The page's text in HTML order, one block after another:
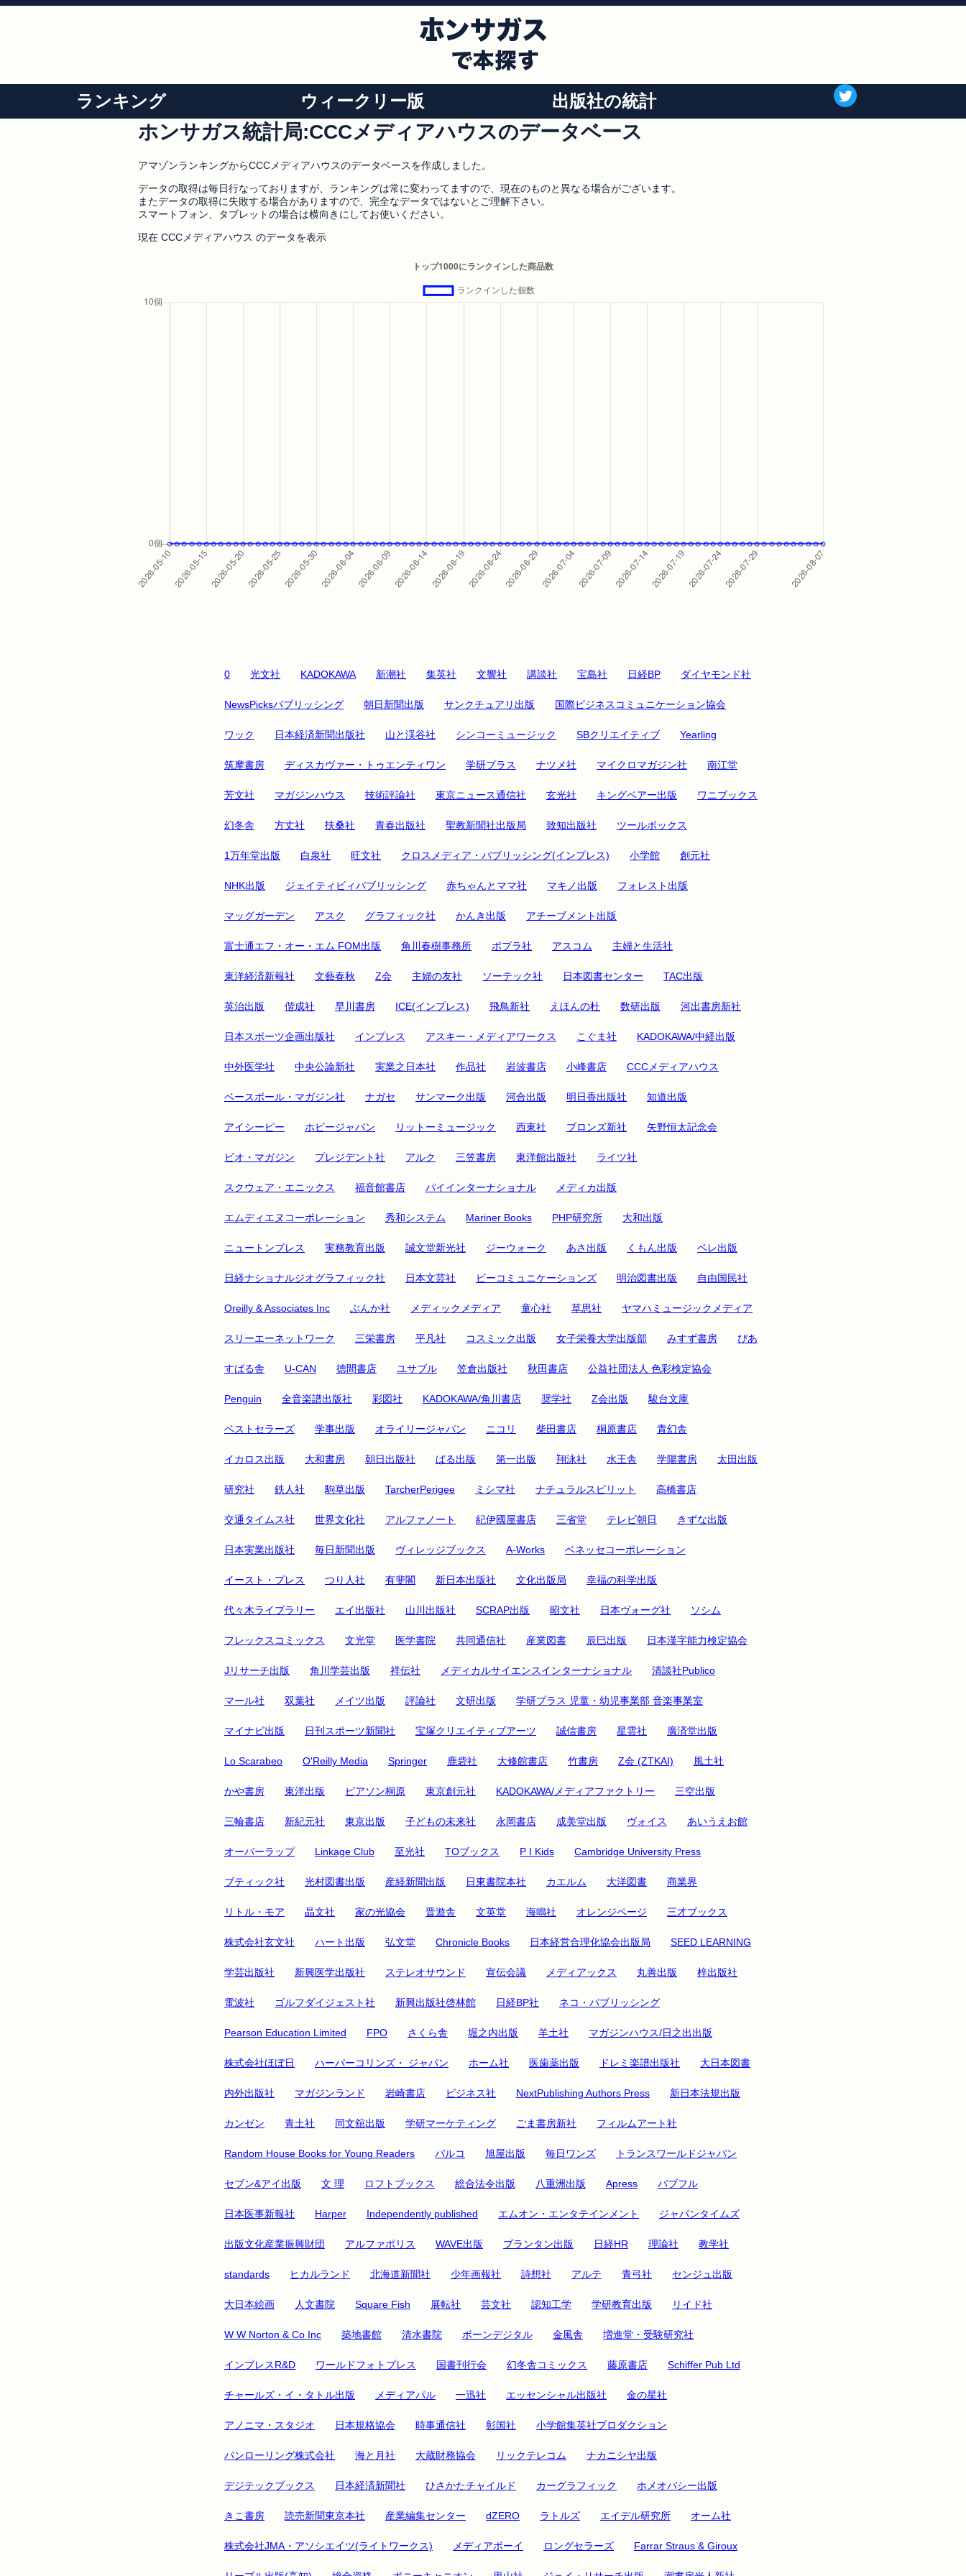
ランキング ウィークリー版 出版社の統計
ホンサガス統計局:CCCメディアハウスのデータベース
アマゾンランキングからCCCメディアハウスのデータベースを作成しました。
データの取得は毎日行なっておりますが、ランキングは常に変わってますので、現在のものと異なる場合がございます。
またデータの取得に失敗する場合がありますので、完全なデータではないとご理解下さい。
スマートフォン、タブレットの場合は横向きにしてお使いください。
現在 CCCメディアハウス のデータを表示
0 光文社 KADOKAWA 新潮社 集英社 文響社 講談社 宝島社 日経BP ダイヤモンド社
NewsPicksパブリッシング 朝日新聞出版 サンクチュアリ出版 国際ビジネスコミュニケーション協会
ワック 日本経済新聞出版社 山と渓谷社 シンコーミュージック SBクリエイティブ Yearling
筑摩書房 ディスカヴァー・トゥエンティワン 学研プラス ナツメ社 マイクロマガジン社 南江堂
芳文社 マガジンハウス 技術評論社 東京ニュース通信社 玄光社 キングベアー出版 ワニブックス
幻冬舎 方丈社 扶桑社 青春出版社 聖教新聞社出版局 致知出版社 ツールボックス
1万年堂出版 白泉社 旺文社 クロスメディア・パブリッシング(インプレス) 小学館 創元社
NHK出版 ジェイティビィパブリッシング 赤ちゃんとママ社 マキノ出版 フォレスト出版
マッグガーデン アスク グラフィック社 かんき出版 アチーブメント出版
富士通エフ・オー・エム FOM出版 角川春樹事務所 ポプラ社 アスコム 主婦と生活社
東洋経済新報社 文藝春秋 Z会 主婦の友社 ソーテック社 日本図書センター TAC出版
英治出版 偕成社 早川書房 ICE(インプレス) 飛鳥新社 えほんの杜 数研出版 河出書房新社
日本スポーツ企画出版社 インプレス アスキー・メディアワークス こぐま社 KADOKAWA/中経出版
中外医学社 中央公論新社 実業之日本社 作品社 岩波書店 小峰書店 CCCメディアハウス
ベースボール・マガジン社 ナガセ サンマーク出版 河合出版 明日香出版社 知道出版
アイシーピー ホビージャパン リットーミュージック 西東社 ブロンズ新社 矢野恒太記念会
ビオ・マガジン プレジデント社 アルク 三笠書房 東洋館出版社 ライツ社
スクウェア・エニックス 福音館書店 パイインターナショナル メディカ出版
エムディエヌコーポレーション 秀和システム Mariner Books PHP研究所 大和出版
ニュートンプレス 実務教育出版 誠文堂新光社 ジーウォーク あさ出版 くもん出版 ベレ出版
日経ナショナルジオグラフィック社 日本文芸社 ビーコミュニケーションズ 明治図書出版 自由国民社
Oreilly & Associates Inc ぶんか社 メディックメディア 童心社 草思社 ヤマハミュージックメディア
スリーエーネットワーク 三栄書房 平凡社 コスミック出版 女子栄養大学出版部 みすず書房 ぴあ
すばる舎 U-CAN 徳間書店 ユサブル 笠倉出版社 秋田書店 公益社団法人 色彩検定協会
Penguin 全音楽譜出版社 彩図社 KADOKAWA/角川書店 奨学社 Z会出版 駿台文庫
ベストセラーズ 学事出版 オライリージャパン ニコリ 柴田書店 桐原書店 青幻舎
イカロス出版 大和書房 朝日出版社 ぱる出版 第一出版 翔泳社 水王舎 学陽書房 太田出版
研究社 鉄人社 駒草出版 TarcherPerigee ミシマ社 ナチュラルスピリット 高橋書店
交通タイムス社 世界文化社 アルファノート 紀伊國屋書店 三省堂 テレビ朝日 きずな出版
日本実業出版社 毎日新聞出版 ヴィレッジブックス A-Works ベネッセコーポレーション
イースト・プレス つり人社 有斐閣 新日本出版社 文化出版局 幸福の科学出版
代々木ライブラリー エイ出版社 山川出版社 SCRAP出版 昭文社 日本ヴォーグ社 ソシム
フレックスコミックス 文光堂 医学書院 共同通信社 産業図書 辰巳出版 日本漢字能力検定協会
Jリサーチ出版 角川学芸出版 祥伝社 メディカルサイエンスインターナショナル 清談社Publico
マール社 双葉社 メイツ出版 評論社 文研出版 学研プラス 児童・幼児事業部 音楽事業室
マイナビ出版 日刊スポーツ新聞社 宝塚クリエイティブアーツ 誠信書房 星雲社 廣済堂出版
Lo Scarabeo O'Reilly Media Springer 鹿砦社 大修館書店 竹書房 Z会 (ZTKAI) 風土社
かや書房 東洋出版 ピアソン桐原 東京創元社 KADOKAWA/メディアファクトリー 三空出版
三輪書店 新紀元社 東京出版 子どもの未来社 永岡書店 成美堂出版 ヴォイス あいうえお館
オーバーラップ Linkage Club 至光社 TOブックス P I Kids Cambridge University Press
ブティック社 光村図書出版 産経新聞出版 日東書院本社 カエルム 大洋図書 商業界
リトル・モア 晶文社 家の光協会 晋遊舎 文英堂 海鳴社 オレンジページ 三才ブックス
株式会社玄文社 ハート出版 弘文堂 Chronicle Books 日本経営合理化協会出版局 SEED LEARNING
学芸出版社 新興医学出版社 ステレオサウンド 宣伝会議 メディアックス 丸善出版 梓出版社
電波社 ゴルフダイジェスト社 新興出版社啓林館 日経BP社 ネコ・パブリッシング
Pearson Education Limited FPO さくら舎 堀之内出版 羊土社 マガジンハウス/日之出出版
株式会社ほぼ日 ハーパーコリンズ・ ジャパン ホーム社 医歯薬出版 ドレミ楽譜出版社 大日本図書
内外出版社 マガジンランド 岩崎書店 ビジネス社 NextPublishing Authors Press 新日本法規出版
カンゼン 青土社 同文舘出版 学研マーケティング ごま書房新社 フィルムアート社
Random House Books for Young Readers パルコ 旭屋出版 毎日ワンズ トランスワールドジャパン
セブン&アイ出版 文 理 ロフトブックス 総合法令出版 八重洲出版 Apress パブフル
日本医事新報社 Harper Independently published エムオン・エンタテインメント ジャパンタイムズ
出版文化産業振興財団 アルファポリス WAVE出版 プランタン出版 日経HR 理論社 教学社
standards ヒカルランド 北海道新聞社 少年画報社 詩想社 アルテ 青弓社 センジュ出版
大日本絵画 人文書院 Square Fish 展転社 芸文社 認知工学 学研教育出版 リイド社
W W Norton & Co Inc 築地書館 清水書院 ボーンデジタル 金風舎 増進堂・受験研究社
インプレスR&D ワールドフォトプレス 国書刊行会 幻冬舎コミックス 藤原書店 Schiffer Pub Ltd
チャールズ・イ・タトル出版 メディアパル 一迅社 エッセンシャル出版社 金の星社
アノニマ・スタジオ 日本規格協会 時事通信社 彰国社 小学館集英社プロダクション
パンローリング株式会社 海と月社 大蔵財務協会 リックテレコム ナカニシヤ出版
デジテックブックス 日本経済新聞社 ひさかたチャイルド カーグラフィック ホメオパシー出版
きこ書房 読売新聞東京本社 産業編集センター dZERO ラトルズ エイデル研究所 オーム社
株式会社JMA・アソシエイツ(ライトワークス) メディアボーイ ロングセラーズ Farrar Straus & Giroux